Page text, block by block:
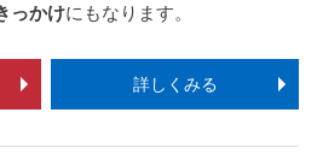
っかけにもなります。
詳しくみる